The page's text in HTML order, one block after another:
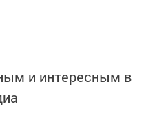
и интересным в